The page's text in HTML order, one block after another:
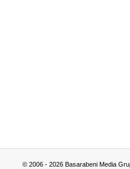
© 2006 - 2026 Basarabeni Media